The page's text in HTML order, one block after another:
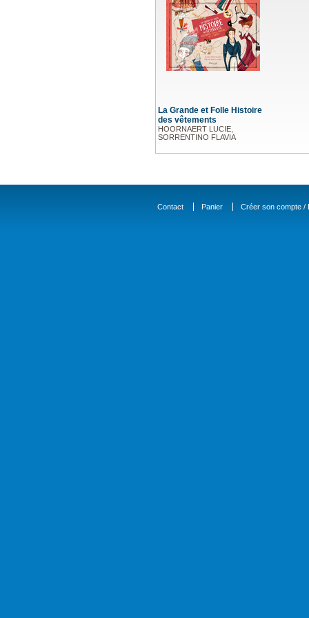
La Grande et Folle Histoire
des vêtements
HOORNAERT LUCIE,
SORRENTINO FLAVIA
Contact Panier Créer son compte /